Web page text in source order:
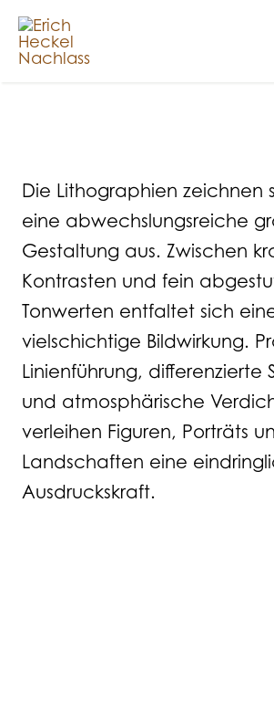
Zum
Inhalt
springen
Die Lithographien zeichnen
eine abwechslungsreiche
Gestaltung aus. Zwischen
Kontrasten und fein
Tonwerten entfaltet sich
vielschichtige Bildwirkung.
Linienführung, differenzierte
und atmosphärische
verleihen Figuren, Porträts
Landschaften eine
Ausdruckskraft.